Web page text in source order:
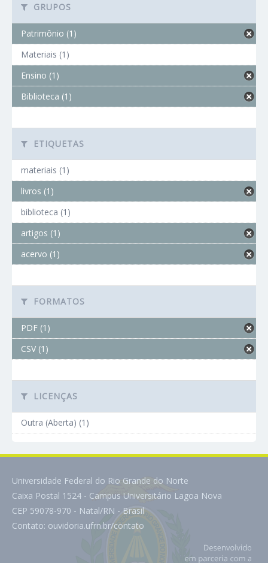
GRUPOS
Patrimônio (1)
Materiais (1)
Ensino (1)
Biblioteca (1)
ETIQUETAS
materiais (1)
livros (1)
biblioteca (1)
artigos (1)
acervo (1)
FORMATOS
PDF (1)
CSV (1)
LICENÇAS
Outra (Aberta) (1)
Universidade Federal do Rio Grande do Norte
Caixa Postal 1524 - Campus Universitário Lagoa Nova
CEP 59078-970 - Natal/RN - Brasil
Contato: ouvidoria.ufrn.br/contato